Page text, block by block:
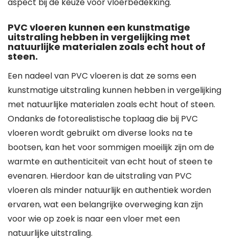
PVC vloeren kunnen een kunstmatige
uitstraling hebben in vergelijking met
natuurlijke materialen zoals echt hout of
steen.
Een nadeel van PVC vloeren is dat ze soms een
kunstmatige uitstraling kunnen hebben in vergelijking
met natuurlijke materialen zoals echt hout of steen.
Ondanks de fotorealistische toplaag die bij PVC
vloeren wordt gebruikt om diverse looks na te
bootsen, kan het voor sommigen moeilijk zijn om de
warmte en authenticiteit van echt hout of steen te
evenaren. Hierdoor kan de uitstraling van PVC
vloeren als minder natuurlijk en authentiek worden
ervaren, wat een belangrijke overweging kan zijn
voor wie op zoek is naar een vloer met een
natuurlijke uitstraling.